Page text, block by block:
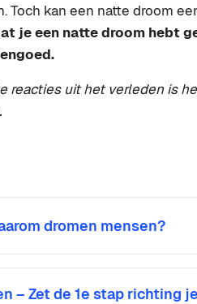
Toch kan een natte droom
je een natte droom hebt
reacties uit het verleden is
dromen mensen?
– Zet de 1e stap richting